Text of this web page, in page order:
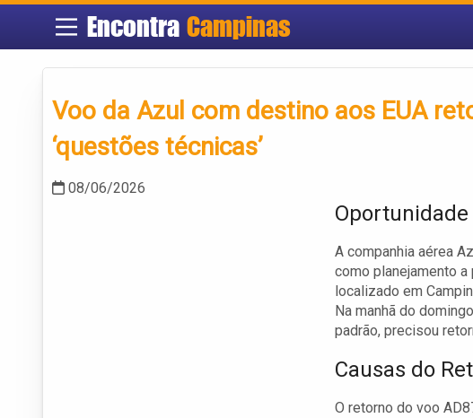
EncontraCampinas
Voo da Azul com destino aos EUA
‘questões técnicas’
08/06/2026
Oportunidade
A companhia aérea
como planejamento
localizado em
Na manhã do
padrão, precisou
Causas do
O retorno do voo